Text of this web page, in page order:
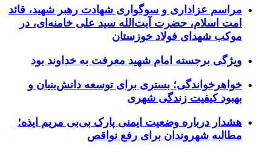
مراسم عزاداری و سوگواری شهادت رهبر شهید، قائد
امت اسلام، حضرت آیت‌الله سید علی خامنه‌ای، در
موکب شهدای فولاد خوزستان
ویژگی برجسته امام شهید معرفت به خداوند بود
خواهرخواندگی؛ بستری برای توسعه دانش‌بنیان و
بهبود کیفیت زندگی شهری
هشدار درباره وضعیت ایمنی پارک بی‌بی مریم ایذه؛
مطالبه شهروندان برای رفع نواقص